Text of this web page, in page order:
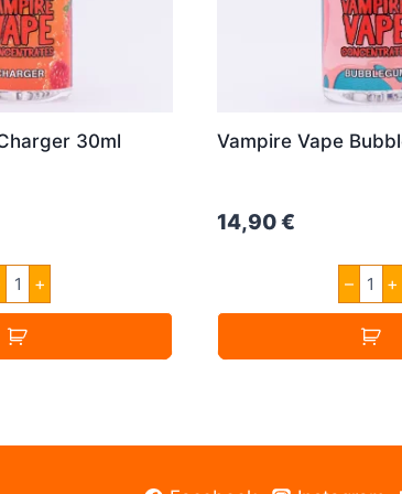
30ml
Vampire
Vape
Charger
30ml
Menge
+
Vampire Vape
14,90€
–
Vape
30ml
+